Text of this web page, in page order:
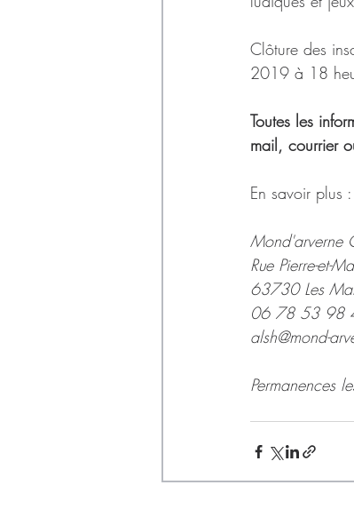
Clôture des
2019 à 18
Toutes les
mail, courrier
En savoir plus :
Mond'arverne
Rue Pierre-et-
63730 Les
06 78 53 98
alsh@mond-
Permanences